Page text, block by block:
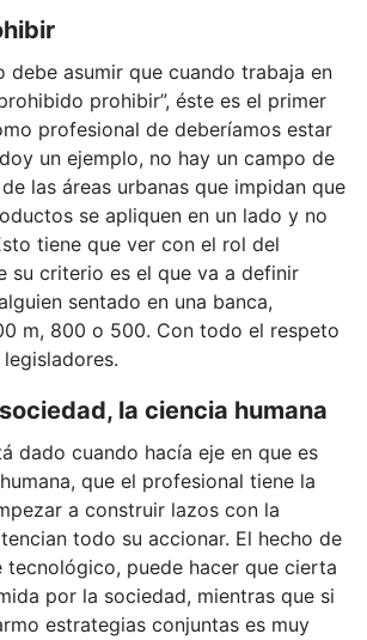
debe asumir que cuando trabaja en
prohibir”, éste es el primer
profesional de deberíamos estar
un ejemplo, no hay un campo de
las áreas urbanas que impidan que
se apliquen en un lado y no
tiene que ver con el rol del
su criterio es el que va a definir
sentado en una banca,
m, 800 o 500. Con todo el respeto
la ciencia humana
dado cuando hacía eje en que es
que el profesional tiene la
a construir lazos con la
todo su accionar. El hecho de
tecnológico, puede hacer que cierta
por la sociedad, mientras que si
estrategias conjuntas es muy